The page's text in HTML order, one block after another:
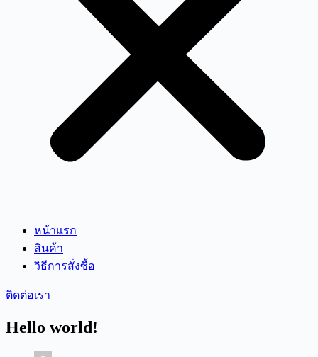
หน้าแรก
สินค้า
วิธีการสั่งซื้อ
ติดต่อเรา
Hello world!